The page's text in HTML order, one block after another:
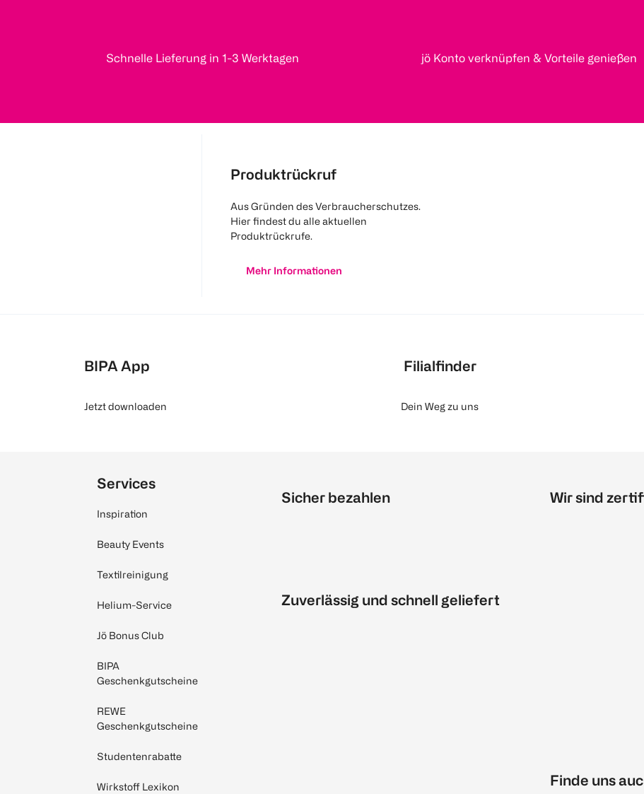
Schnelle Lieferung in 1-3 Werktagen jö Konto verknüpfen & Vorteile genießen
Produktrückruf
Aus Gründen des Verbraucherschutzes.
Hier findest du alle aktuellen
Produktrückrufe.
Mehr Informationen
BIPA App
Jetzt downloaden
Filialfinder
Dein Weg zu uns
Services
Inspiration
Beauty Events
Textilreinigung
Helium-Service
Jö Bonus Club
BIPA
Geschenkgutscheine
REWE
Geschenkgutscheine
Studentenrabatte
Wirkstoff Lexikon
Sicher bezahlen
Zuverlässig und schnell geliefert
Wir sind
Finde uns